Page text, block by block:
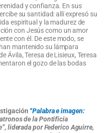
y confianza. En sus
su santidad: allí expresó su
espiritual y la madurez de
con Jesús como un amor
con él. De este modo, se
mantenido su lámpara
Ávila, Teresa de Lisieux, Teresa
el gozo de las bodas
“Palabra e imagen:
de la Pontificia
liderada por Federico Aguirre,